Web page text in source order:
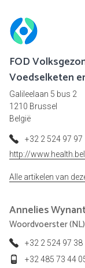
FOD
Voedselketen
Galileelaan 5 bus 2
1210 Brussel
België
+32 2 524 97 97
http://
Alle artikelen van
Annelies
Woordvoerster (NL)
+32 2 524 97 38
+32 485 73 44